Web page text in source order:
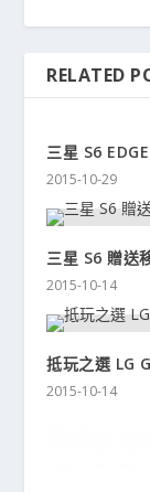
RELATED
三星 S6
2015-10-29
三星 S6 贈送
2015-10-14
抵玩之選 LG
2015-10-14